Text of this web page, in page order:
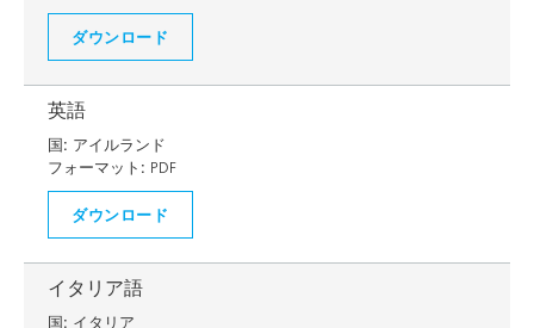
ダウンロード
英語
国: アイルランド
フォーマット: PDF
ダウンロード
イタリア語
国: イタリア